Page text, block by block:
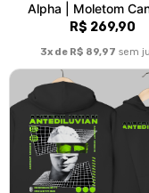
Alpha | Moletom
R$ 269,90
3x de R$ 89,97 sem